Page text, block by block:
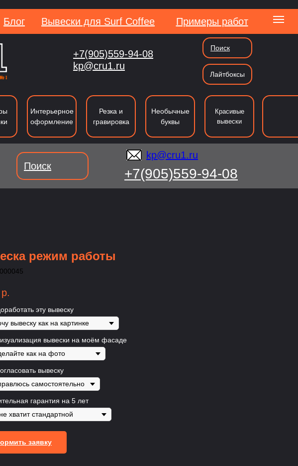
Вывески для Surf Coffee
Блог Примеры работ
Вакансии
kp@cru1.ru
+7(905)559-94-08
Лайтбоксы
Поиск
kp@cru1.ru
Вывеки Типография Резка Таблички и указатели
Интерьерное
оформление
Резка и
гравировка
Необычные
буквы
Красивые
вывески
+7(905)559-94-08
kp@cru1.ru
Поиск
режим работы
р.
эту вывеску
вывески на моём фасаде
вывеску
гарантия на 5 лет
заявку